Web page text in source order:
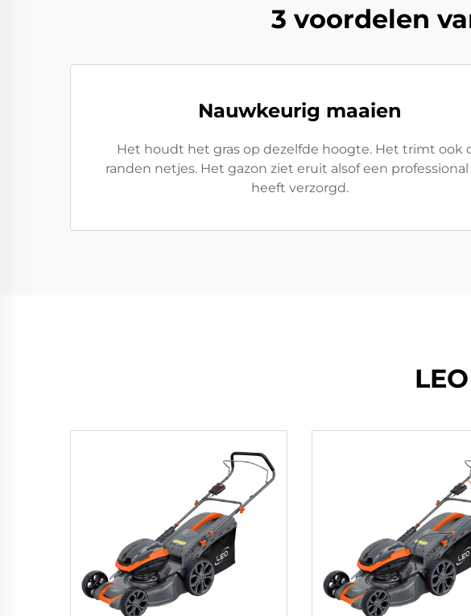
3 voordelen
Nauwkeurig maaien
Het houdt het gras op dezelfde hoogte. Het trimt ook
randen netjes. Het gazon ziet eruit alsof een
heeft verzorgd.